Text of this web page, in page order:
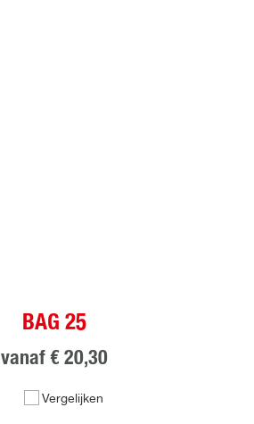
BAG 25
vanaf € 20,30
Vergelijken